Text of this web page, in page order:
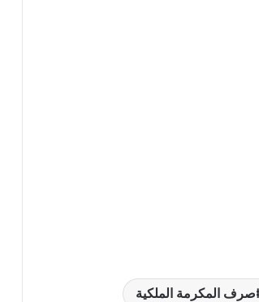
صرف المكرمة الملكية